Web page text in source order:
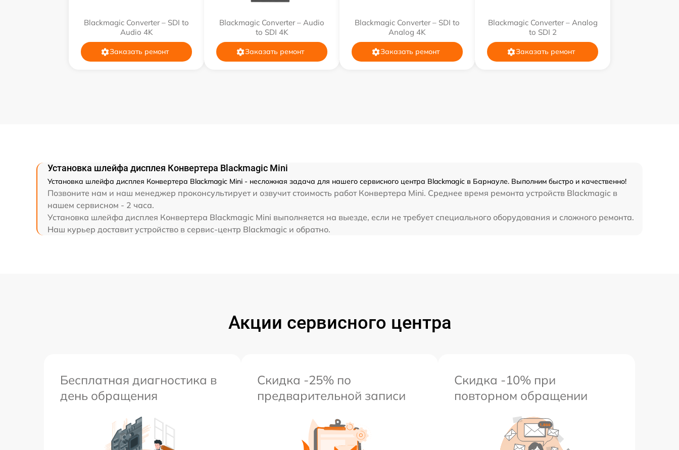
Настройка ПО от 60 мин 700 р
Blackmagic Converter – SDI to
Audio 4K
Заказать ремонт
Blackmagic Converter – Audio
to SDI 4K
Заказать ремонт
Blackmagic Converter – SDI to
Analog 4K
Заказать ремонт
Blackmagic Converter – Analog
to SDI 2
Заказать ремонт
Установка шлейфа дисплея Конвертера Blackmagic Mini
Установка шлейфа дисплея Конвертера Blackmagic Mini - несложная задача для нашего сервисного центра Blackmagic в Барнауле. Выполним быстро и качественно!
Позвоните нам и наш менеджер проконсультирует и озвучит стоимость работ Конвертера Mini. Среднее время ремонта устройств Blackmagic в
нашем сервисном - 2 часа.
Установка шлейфа дисплея Конвертера Blackmagic Mini выполняется на выезде, если не требует специального оборудования и сложного ремонта.
Наш курьер доставит устройство в сервис-центр Blackmagic и обратно.
Акции сервисного центра
Бесплатная диагностика в
день обращения
Скидка -25% по
предварительной записи
Скидка -10% при
повторном обращении